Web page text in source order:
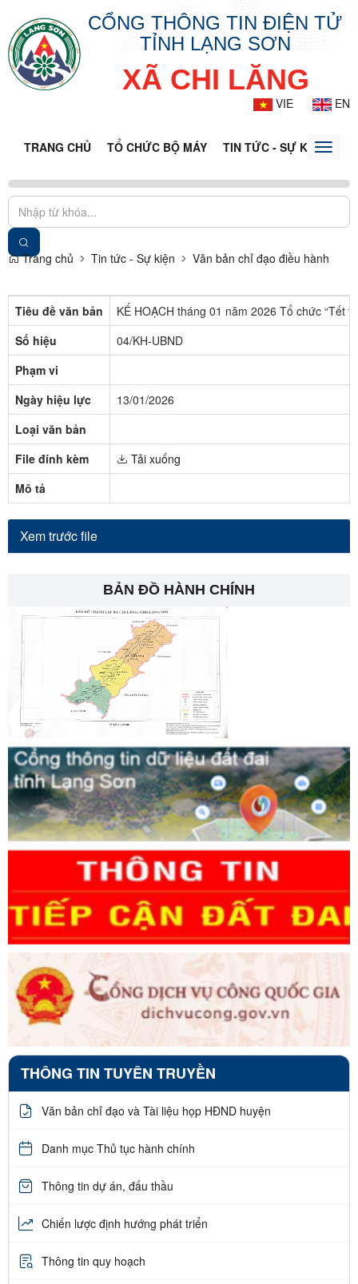
CỔNG THÔNG TIN ĐIỆN TỬ
TỈNH LẠNG SƠN
XÃ CHI LĂNG
VIE EN
TRANG CHỦ TỔ CHỨC BỘ MÁY TIN TỨC - SỰ KIỆNToggle
Trang chủ Tin tức - Sự kiện Văn bản chỉ đạo điều hành
Tiêu đề văn bản
KẾ HOẠCH tháng 01 năm 2026 Tổ chức “Tết
Số hiệu
04/KH-UBND
Phạm vi
Ngày hiệu lực
13/01/2026
Loại văn bản
File đính kèm
Tải xuống
Mô tả
Xem trước file
BẢN ĐỒ HÀNH CHÍNH
THÔNG TIN TUYÊN TRUYỀN
Văn bản chỉ đạo và Tài liệu họp HĐND huyện
Danh mục Thủ tục hành chính
Thông tin dự án, đấu thầu
Chiến lược định hướng phát triển
Thông tin quy hoạch